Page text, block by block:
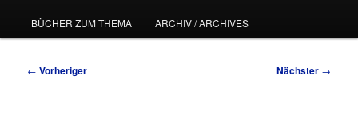
BÜCHER ZUM THEMA ARCHIV / ARCHIVES
Beitragsnavigation
← Vorheriger Nächster →